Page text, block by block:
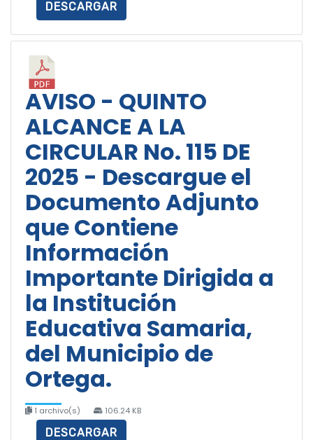
DESCARGAR
AVISO - QUINTO
ALCANCE A LA
CIRCULAR No. 115 DE
2025 - Descargue el
Documento Adjunto
que Contiene
Información
Importante Dirigida a
la Institución
Educativa Samaria,
del Municipio de
Ortega.
1 archivo(s) 106.24 KB
DESCARGAR